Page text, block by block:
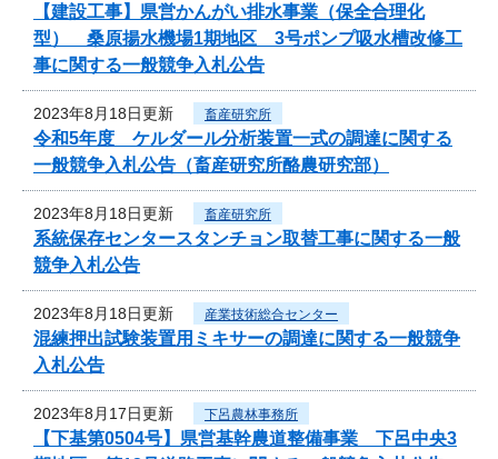
【建設工事】県営かんがい排水事業（保全合理化
型） 桑原揚水機場1期地区 3号ポンプ吸水槽改修工
事に関する一般競争入札公告
2023年8月18日更新 畜産研究所
令和5年度 ケルダール分析装置一式の調達に関する
一般競争入札公告（畜産研究所酪農研究部）
2023年8月18日更新 畜産研究所
系統保存センタースタンチョン取替工事に関する一般
競争入札公告
2023年8月18日更新 産業技術総合センター
混練押出試験装置用ミキサーの調達に関する一般競争
入札公告
2023年8月17日更新 下呂農林事務所
【下基第0504号】県営基幹農道整備事業 下呂中央3